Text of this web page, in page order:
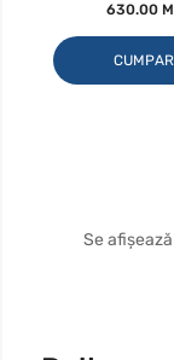
630.00
Se